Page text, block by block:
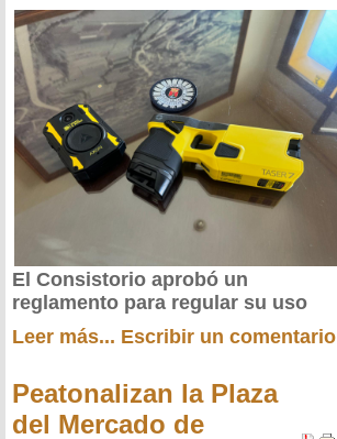
El Consistorio aprobó un
reglamento para regular su uso
Leer más... Escribir un comentario
Peatonalizan la Plaza
del Mercado de